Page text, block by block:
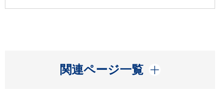
関連ページ一覧
開く